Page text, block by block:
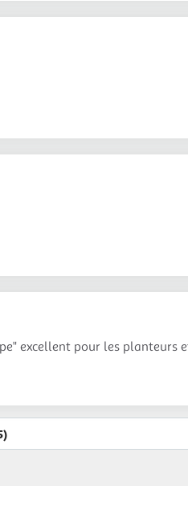
excellent pour les planteurs